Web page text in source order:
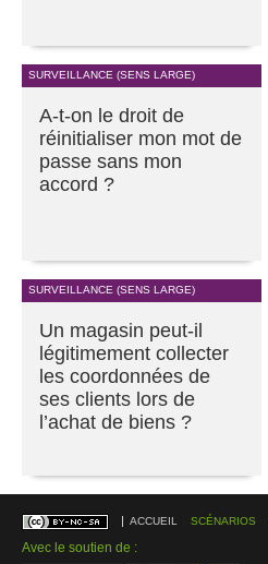
SURVEILLANCE (SENS LARGE)
A-t-on le droit de
réinitialiser mon mot de
passe sans mon
accord ?
SURVEILLANCE (SENS LARGE)
Un magasin peut-il
légitimement collecter
les coordonnées de
ses clients lors de
l’achat de biens ?
ACCUEIL SCÉNARIOS
Avec le soutien de :